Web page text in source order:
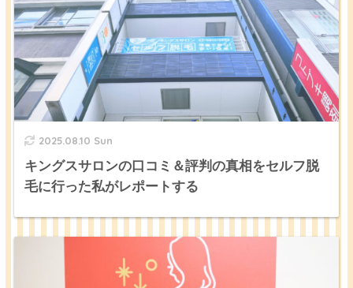
2025.08.10 Sun
キングスサロンの口コミ＆評判の真相をセルフ脱
毛に行った私がレポートする